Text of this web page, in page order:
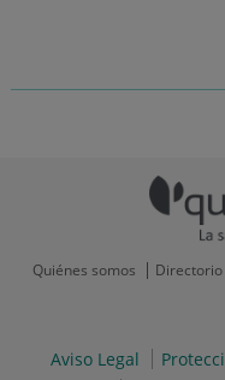
Quiénes somos
Aviso Legal